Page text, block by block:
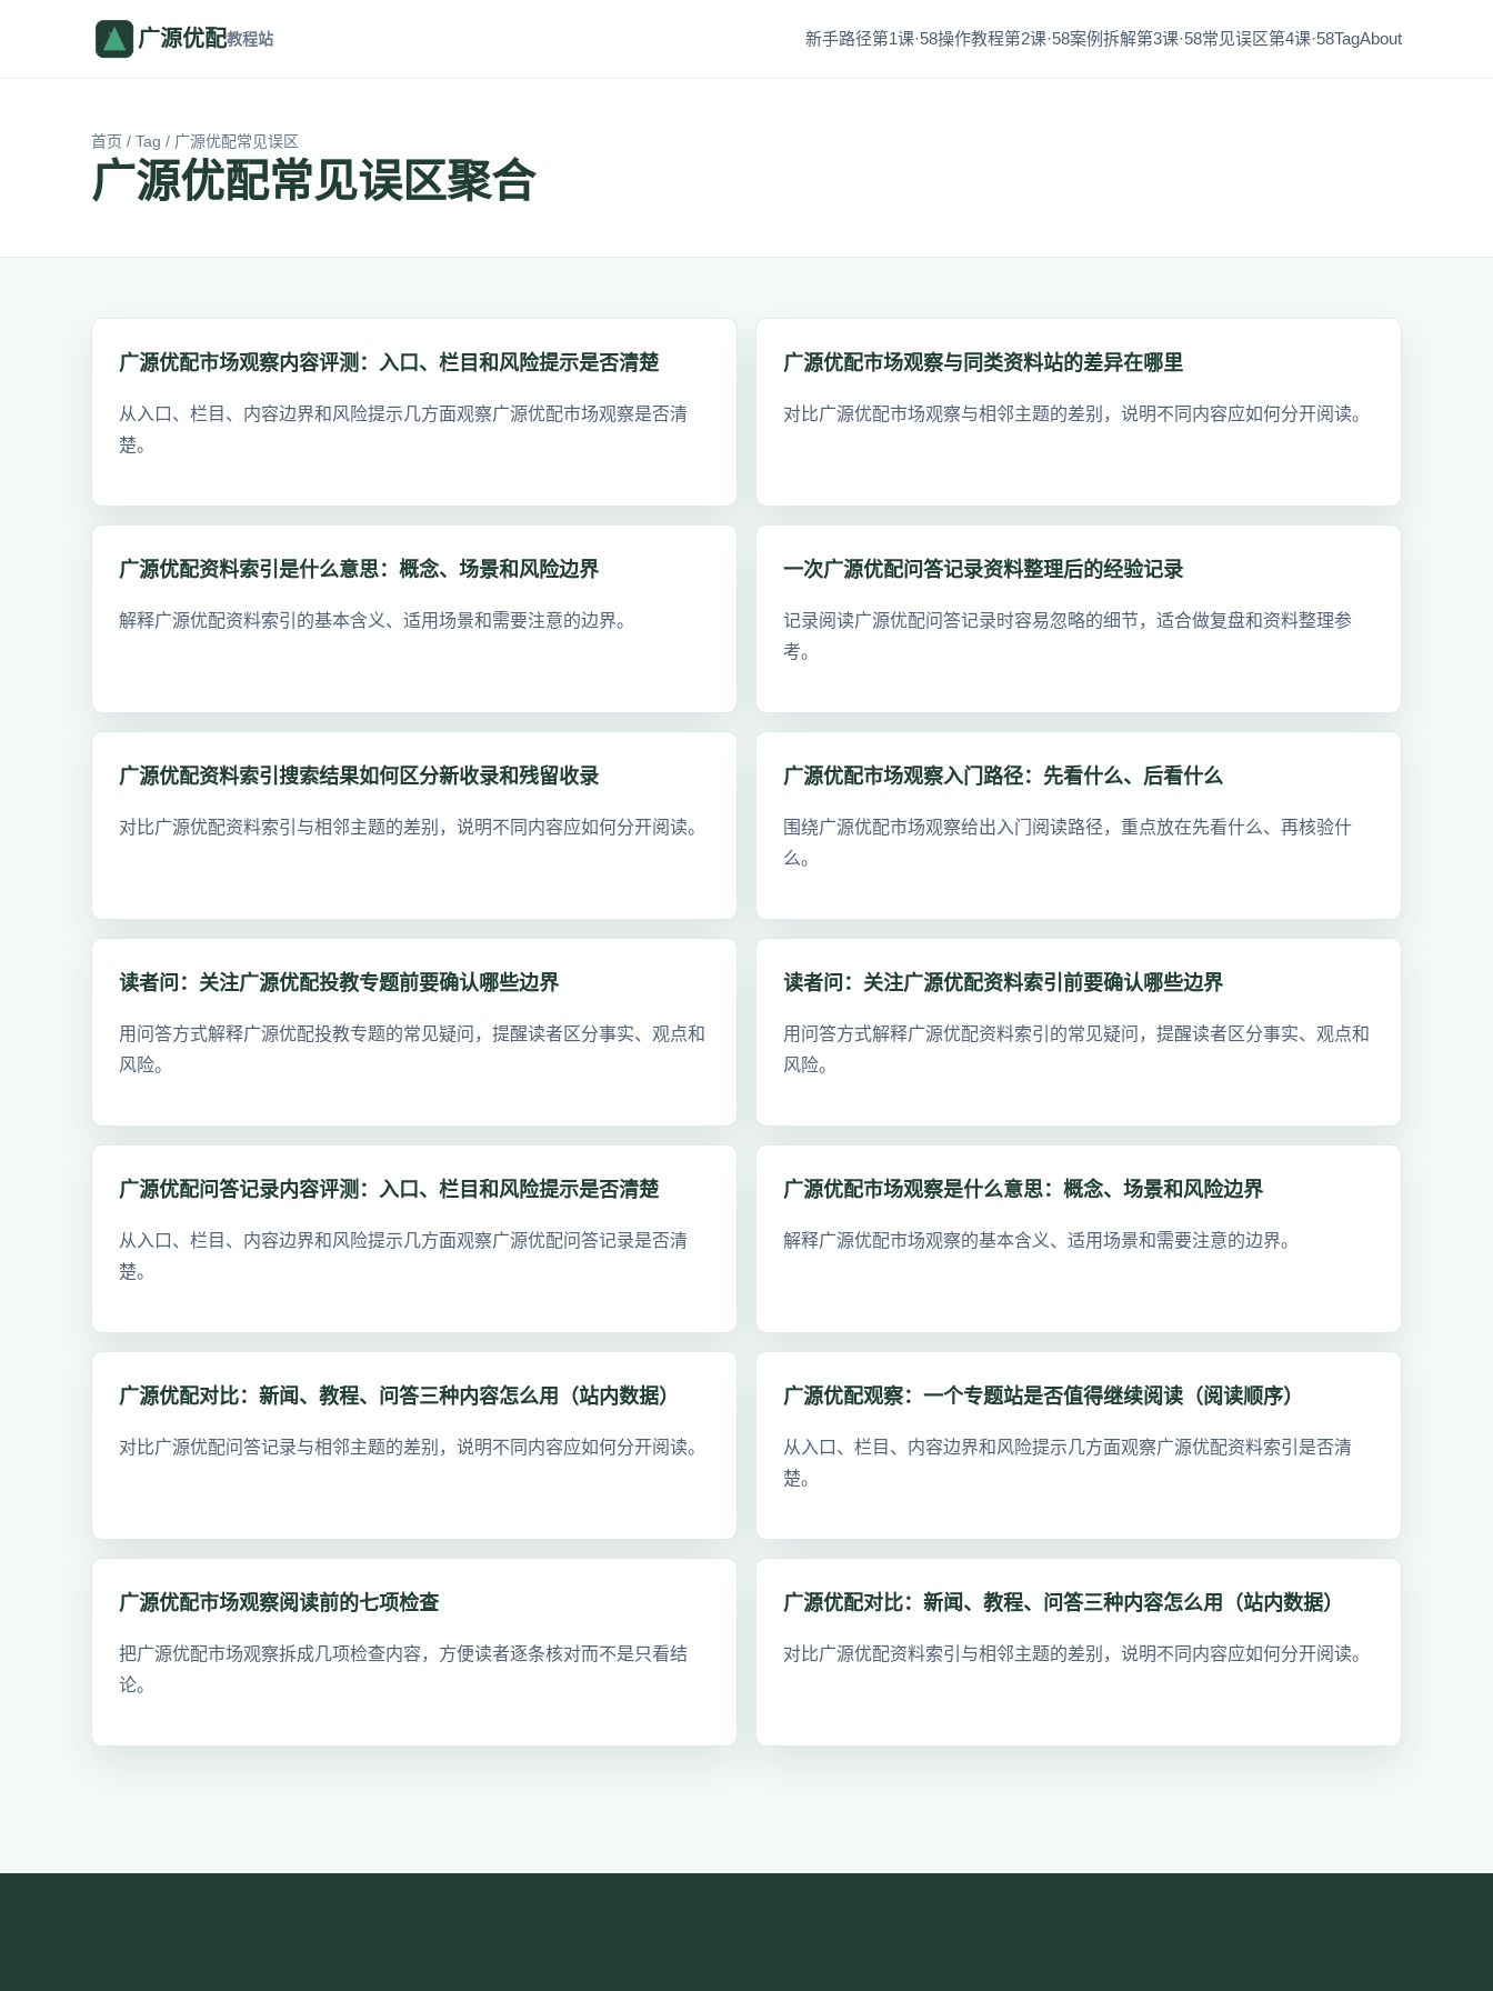
广源优配教程站 新手路径第1课·58操作教程第2课·58案例拆解第3课·58常见误区第4课·58TagAbout
首页 / Tag / 广源优配常见误区
广源优配常见误区聚合
广源优配市场观察内容评测：入口、栏目和风险提示是否清楚
从入口、栏目、内容边界和风险提示几方面观察广源优配市场观察是否清
楚。
广源优配市场观察与同类资料站的差异在哪里
对比广源优配市场观察与相邻主题的差别，说明不同内容应如何分开阅读。
广源优配资料索引是什么意思：概念、场景和风险边界
解释广源优配资料索引的基本含义、适用场景和需要注意的边界。
一次广源优配问答记录资料整理后的经验记录
记录阅读广源优配问答记录时容易忽略的细节，适合做复盘和资料整理参
考。
广源优配资料索引搜索结果如何区分新收录和残留收录
对比广源优配资料索引与相邻主题的差别，说明不同内容应如何分开阅读。
广源优配市场观察入门路径：先看什么、后看什么
围绕广源优配市场观察给出入门阅读路径，重点放在先看什么、再核验什
么。
读者问：关注广源优配投教专题前要确认哪些边界
用问答方式解释广源优配投教专题的常见疑问，提醒读者区分事实、观点和
风险。
读者问：关注广源优配资料索引前要确认哪些边界
用问答方式解释广源优配资料索引的常见疑问，提醒读者区分事实、观点和
风险。
广源优配问答记录内容评测：入口、栏目和风险提示是否清楚
从入口、栏目、内容边界和风险提示几方面观察广源优配问答记录是否清
楚。
广源优配市场观察是什么意思：概念、场景和风险边界
解释广源优配市场观察的基本含义、适用场景和需要注意的边界。
广源优配对比：新闻、教程、问答三种内容怎么用（站内数据）
对比广源优配问答记录与相邻主题的差别，说明不同内容应如何分开阅读。
广源优配观察：一个专题站是否值得继续阅读（阅读顺序）
从入口、栏目、内容边界和风险提示几方面观察广源优配资料索引是否清
楚。
广源优配市场观察阅读前的七项检查
把广源优配市场观察拆成几项检查内容，方便读者逐条核对而不是只看结
论。
广源优配对比：新闻、教程、问答三种内容怎么用（站内数据）
对比广源优配资料索引与相邻主题的差别，说明不同内容应如何分开阅读。